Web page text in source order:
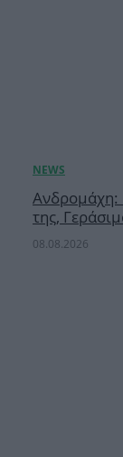
Ανδρομάχη:
της,
08.08.2026